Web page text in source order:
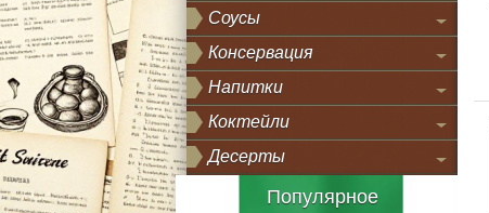
Соусы
Консервация
Напитки
Коктейли
Десерты
Популярное